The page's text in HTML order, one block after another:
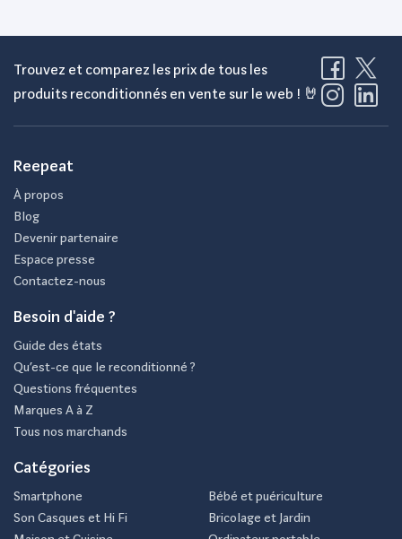
Trouvez et comparez les prix de tous les
produits reconditionnés en vente sur le web ! 🤘
Reepeat
À propos
Blog
Devenir partenaire
Espace presse
Contactez-nous
Besoin d'aide ?
Guide des états
Qu’est-ce que le reconditionné ?
Questions fréquentes
Marques A à Z
Tous nos marchands
Catégories
Smartphone
Son Casques et Hi Fi
Bébé et puériculture
Bricolage et Jardin